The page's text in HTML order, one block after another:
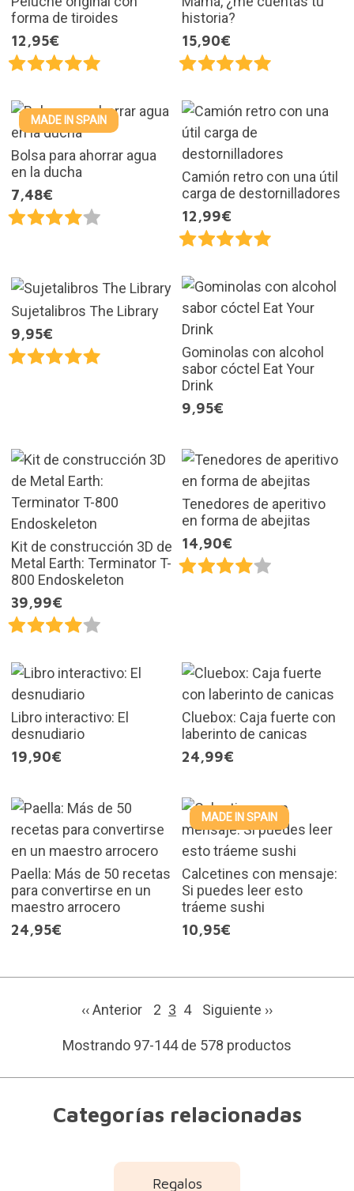
forma de tiroides
12,95€
historia?
15,90€
MADE IN SPAIN
Bolsa para ahorrar agua
en la ducha
7,48€
Camión retro con una útil
carga de destornilladores
12,99€
Sujetalibros The Library
9,95€
Gominolas con alcohol
sabor cóctel Eat Your
Drink
9,95€
Kit de construcción 3D de
Metal Earth: Terminator T-
800 Endoskeleton
39,99€
Tenedores de aperitivo
en forma de abejitas
14,90€
Libro interactivo: El
desnudiario
19,90€
Cluebox: Caja fuerte con
laberinto de canicas
24,99€
Paella: Más de 50 recetas
para convertirse en un
maestro arrocero
24,95€
MADE IN SPAIN
Calcetines con mensaje:
Si puedes leer esto
tráeme sushi
10,95€
‹‹ Anterior 2 3 4 Siguiente ››
Mostrando 97-144 de 578 productos
Categorías relacionadas
Regalos